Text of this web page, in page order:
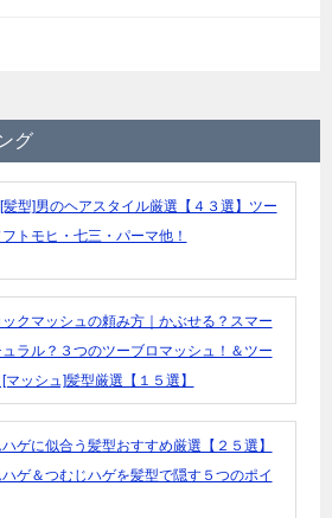
グ
髪型]男のヘアスタイル厳選【４３選】ツー
トモヒ・七三・パーマ他！
クマッシュの頼み方｜かぶせる？スマー
ュラル？３つのツーブロマッシュ！＆ツー
マッシュ]髪型厳選【１５選】
ゲに似合う髪型おすすめ厳選【２５選】
ゲ＆つむじハゲを髪型で隠す５つのポイ